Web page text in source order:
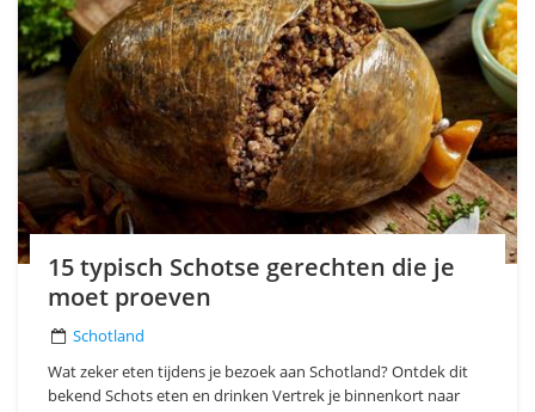
15 typisch Schotse gerechten die je
moet proeven
Schotland
Wat zeker eten tijdens je bezoek aan Schotland? Ontdek dit
bekend Schots eten en drinken Vertrek je binnenkort naar